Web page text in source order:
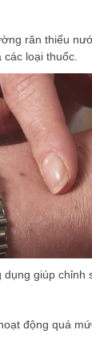
răn thiếu
loại thuốc.
giúp
động quá